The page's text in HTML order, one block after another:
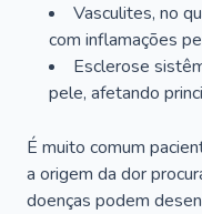
Vasculites, no
com inflamações
Esclerose
pele, afetando
É muito comum
a origem da dor
doenças podem